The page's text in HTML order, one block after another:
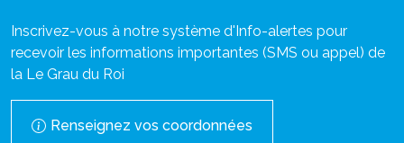
Inscrivez-vous à notre système d'Info-alertes pour
recevoir les informations importantes (SMS ou appel) de
la Le Grau du Roi
Renseignez vos coordonnées